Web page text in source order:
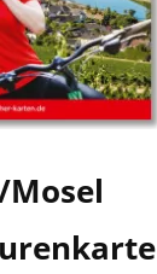
Mosel